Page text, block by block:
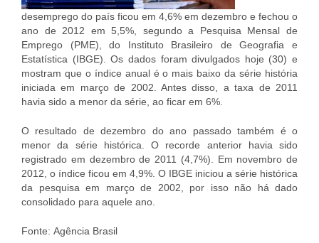
desemprego do país ficou em 4,6% em dezembro e fechou o
ano de 2012 em 5,5%, segundo a Pesquisa Mensal de
Emprego (PME), do Instituto Brasileiro de Geografia e
Estatística (IBGE). Os dados foram divulgados hoje (30) e
mostram que o índice anual é o mais baixo da série história
iniciada em março de 2002. Antes disso, a taxa de 2011
havia sido a menor da série, ao ficar em 6%.
O resultado de dezembro do ano passado também é o
menor da série histórica. O recorde anterior havia sido
registrado em dezembro de 2011 (4,7%). Em novembro de
2012, o índice ficou em 4,9%. O IBGE iniciou a série histórica
da pesquisa em março de 2002, por isso não há dado
consolidado para aquele ano.
Fonte: Agência Brasil